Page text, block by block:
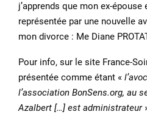
j’apprends que mon ex-épouse
représentée par une nouvelle
mon divorce : Me Diane
Pour info, sur le site France-
présentée comme étant «
l’association BonSens.org, au
Azalbert […] est administrateur